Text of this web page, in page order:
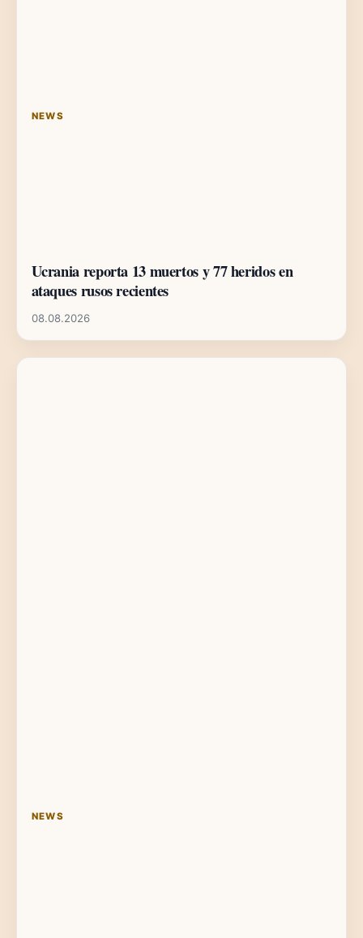
NEWS
Ucrania reporta 13 muertos y 77 heridos en
ataques rusos recientes
08.08.2026
NEWS